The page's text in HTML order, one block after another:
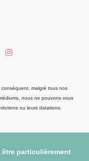
malgré tous nos
nous ne pouvons vous
ou leurs datations.
être particulièrement